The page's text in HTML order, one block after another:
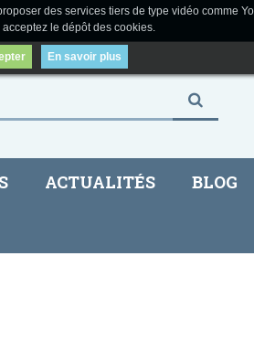
ACTUALITÉS BLOG
des services tiers de type vidéo comme
le dépôt des cookies.
En savoir plus